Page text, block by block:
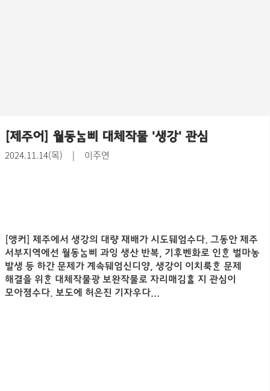
[제주어] 월동삐 대체작물 '생강' 관심
2024.11.14(목) | 이주연
[앵커] 제주에서 생강의 대량 재배가 시도뒈엄수다. 그동안 제주
서부지역에선 월동삐 과잉 생산 반복, 기후벤화로 인 벌마농
발생 등 하간 문제가 계속뒈엄신디양, 생강이 이치룩 문제
해결을 위 대체작물광 보완작물로 자리매김 지 관심이
모아졈수다. 보도에 허은진 기자우다...